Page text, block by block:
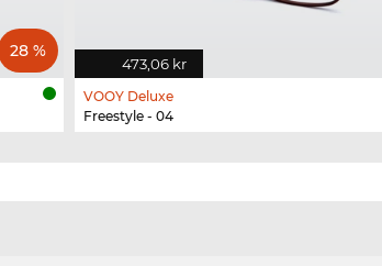
28 %
473,06 kr
VOOY Deluxe
Freestyle - 04